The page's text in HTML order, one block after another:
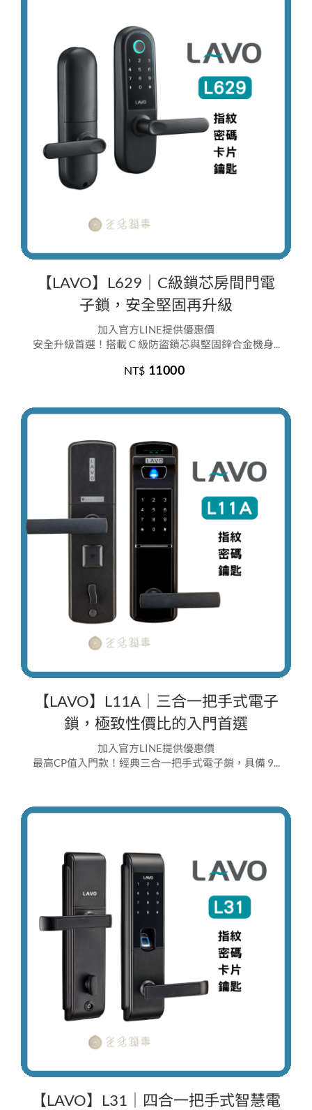
【LAVO】L629｜C級鎖芯房間門電
子鎖，安全堅固再升級
加入官方LINE提供優惠價
安全升級首選！搭載 C 級防盜鎖芯與堅固鋅合金機身...
NT$ 11000
【LAVO】L11A｜三合一把手式電子
鎖，極致性價比的入門首選
加入官方LINE提供優惠價
最高CP值入門款！經典三合一把手式電子鎖，具備 9...
【LAVO】L31｜四合一把手式智慧電